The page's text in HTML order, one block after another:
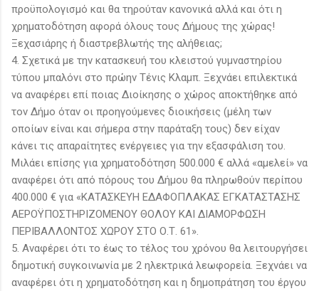
προϋπολογισμό και θα τηρούταν κανονικά αλλά και ότι η
χρηματοδότηση αφορά όλους τους Δήμους της χώρας!
Ξεχασιάρης ή διαστρεβλωτής της αλήθειας;
4. Σχετικά με την κατασκευή του κλειστού γυμναστηρίου
τύπου μπαλόνι στο πρώην Τένις Κλαμπ. Ξεχνάει επιλεκτικά
να αναφέρει επί ποιας Διοίκησης ο χώρος αποκτήθηκε από
τον Δήμο όταν οι προηγούμενες διοικήσεις (μέλη των
οποίων είναι και σήμερα στην παράταξη τους) δεν είχαν
κάνει τις απαραίτητες ενέργειες για την εξασφάλιση του.
Μιλάει επίσης για χρηματοδότηση 500.000 € αλλά «αμελεί» να
αναφέρει ότι από πόρους του Δήμου θα πληρωθούν περίπου
400.000 € για «ΚΑΤΑΣΚΕΥΗ ΕΔΑΦΟΠΛΑΚΑΣ ΕΓΚΑΤΑΣΤΑΣΗΣ
ΑΕΡΟΫΠΟΣΤΗΡΙΖΟΜΕΝΟΥ ΘΟΛΟΥ ΚΑΙ ΔΙΑΜΟΡΦΩΣΗ
ΠΕΡΙΒΑΛΛΟΝΤΟΣ ΧΩΡΟΥ ΣΤΟ Ο.Τ. 61».
5. Αναφέρει ότι το έως το τέλος του χρόνου θα λειτουργήσει
δημοτική συγκοινωνία με 2 ηλεκτρικά λεωφορεία. Ξεχνάει να
αναφέρει ότι η χρηματοδότηση και η δημοπράτηση του έργου